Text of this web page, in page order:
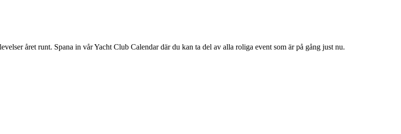
året runt. Spana in vår Yacht Club Calendar där du kan ta del av alla roliga event som är på gång just nu.